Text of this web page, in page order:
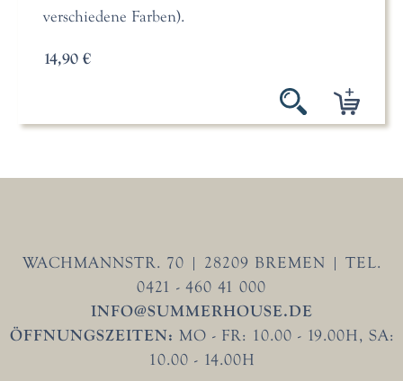
verschiedene Farben).
14,90 €
WACHMANNSTR. 70 | 28209 BREMEN | TEL.
0421 - 460 41 000
INFO@SUMMERHOUSE.DE
ÖFFNUNGSZEITEN: MO - FR: 10.00 - 19.00H, SA:
10.00 - 14.00H